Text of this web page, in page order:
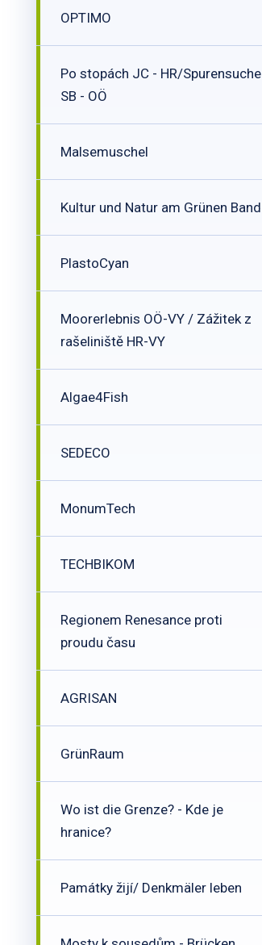
OPTIMO
Po stopách JC - HR/Spurensuche
SB - OÖ
Malsemuschel
Kultur und Natur am Grünen Band
PlastoCyan
Moorerlebnis OÖ-VY / Zážitek z
rašeliniště HR-VY
Algae4Fish
SEDECO
MonumTech
TECHBIKOM
Regionem Renesance proti
proudu času
AGRISAN
GrünRaum
Wo ist die Grenze? - Kde je
hranice?
Památky žijí/ Denkmäler leben